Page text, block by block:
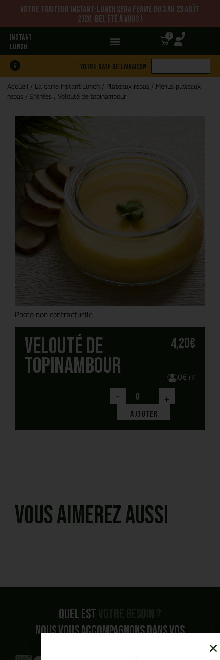
Votre traiteur Instant-Lunch sera fermé du 3 au 23 août
2026. Bel été à vous !
INSTANT
LUNCH
0
Votre date de livraison
Accueil / La carte Instant Lunch / Plateaux repas / Menus plateaux
repas / Entrées / Velouté de topinambour
Photo non contractuelle.
Velouté de
topinambour
4,20€
0,00€ HT
- +
Ajouter
Vous aimerez aussi
Quel est
Nous vous accompagnons dans vos